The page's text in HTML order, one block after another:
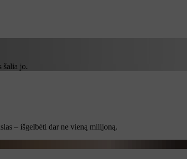
šalia jo.
– išgelbėti dar ne vieną milijoną.